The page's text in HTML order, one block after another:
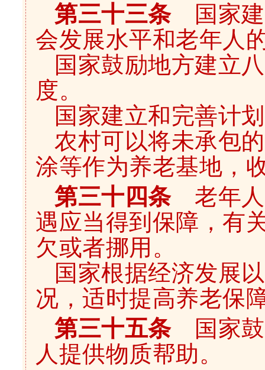
第三十三条国家建
会发展水平和老年人
国家鼓励地方建立
度。
国家建立和完善计
农村可以将未承包
涂等作为养老基地，
第三十四条老年人
遇应当得到保障，有
欠或者挪用。
国家根据经济发展
况，适时提高养老保
第三十五条国家鼓
人提供物质帮助。